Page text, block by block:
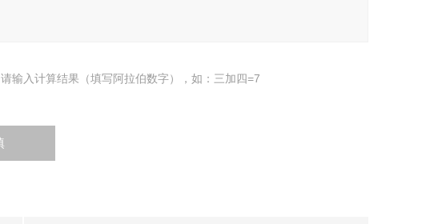
请输入计算结果（填写阿拉伯数字），如：三加四=7